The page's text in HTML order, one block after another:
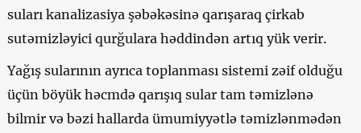
suları kanalizasiya şəbəkəsinə qarışaraq çirkab
sutəmizləyici qurğulara həddindən artıq yük verir.
Yağış sularının ayrıca toplanması sistemi zəif olduğu
üçün böyük həcmdə qarışıq sular tam təmizlənə
bilmir və bəzi hallarda ümumiyyətlə təmizlənmədən